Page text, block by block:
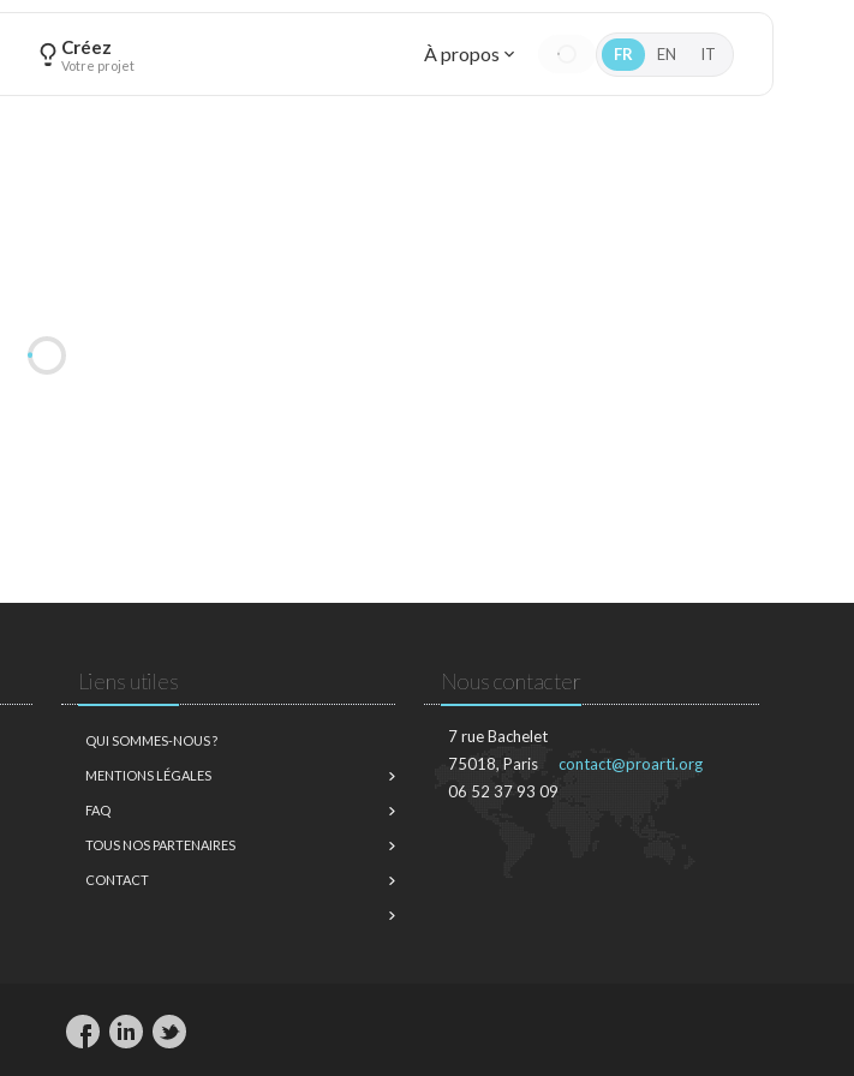
Créez
Votre projet À propos FR EN IT
Liens utiles
QUI SOMMES-NOUS ?
MENTIONS LÉGALES
FAQ
TOUS NOS PARTENAIRES
CONTACT
Nous contacter
7 rue Bachelet
75018, Paris
06 52 37 93 09
contact@proarti.org